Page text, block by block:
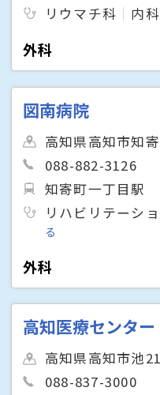
リウマチ科
内科
外科
図南病院
高知県高知市知
088-882-3126
知寄町一丁目駅
リハビリテーシ
る
外科
高知医療センター
高知県高知市池
088-837-3000